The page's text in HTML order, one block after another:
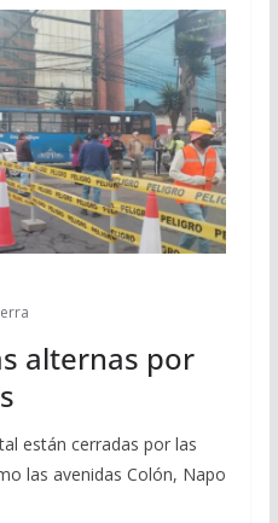
alternas por
están cerradas por las
las avenidas Colón, Napo